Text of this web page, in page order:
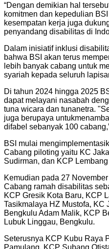
“Dengan demikian hal
komitmen dan kepedulian
kesempatan kerja juga
penyandang disabilitas di
Dalam inisiatif inklusi
bahwa BSI akan terus
lebih banyak cabang untuk
syariah kepada seluruh
Di tahun 2024 hingga 2025
dapat melayani nasabah
tuna wicara dan tunanetra.
juga berupaya
difabel sebanyak 100
BSI mulai
Cabang piloting yaitu KC
Sudirman, dan KCP
Kemudian pada 27
Cabang ramah disabilitas
KCP Gresik Kota Baru, KCP
Tasikmalaya HZ Mustofa, KC
Bengkulu Adam Malik, KCP
Lubuk Linggau, Bengkulu.
Seterusnya KCP Kubu Raya
Pamulang, KCP Subang